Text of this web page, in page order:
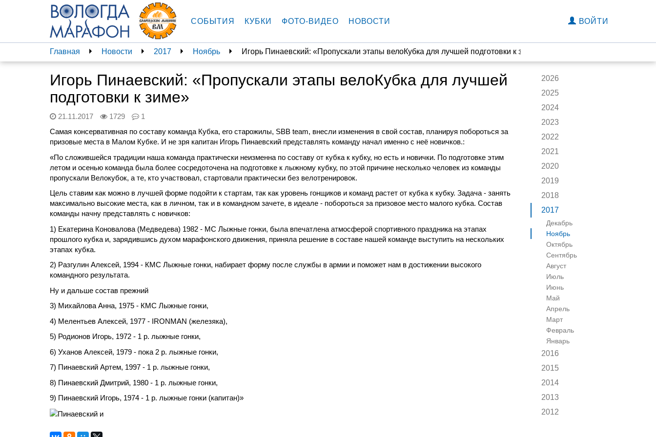
СОБЫТИЯ КУБКИ ФОТО-ВИДЕО НОВОСТИ ВОЙТИ
Главная Новости 2017 Ноябрь Игорь Пинаевский: «Пропускали этапы велоКубка для лучшей подготовки к зиме»
2026
2025
2024
2023
2022
2021
2020
2019
2018
2017
Декабрь
Ноябрь
Октябрь
Сентябрь
Август
Июль
Июнь
Май
Апрель
Март
Февраль
Январь
2016
2015
2014
2013
2012
Игорь Пинаевский: «Пропускали этапы велоКубка для лучшей
подготовки к зиме»
21.11.2017 1729
1
Самая консервативная по составу команда Кубка, его старожилы, SBB team, внесли изменения в свой состав, планируя побороться за
призовые места в Малом Кубке. И не зря капитан Игорь Пинаевский представлять команду начал именно с неё новичков.:
«По сложившейся традиции наша команда практически неизменна по составу от кубка к кубку, но есть и новички. По подготовке этим
летом и осенью команда была более сосредоточена на подготовке к лыжному кубку, по этой причине несколько человек из команды
пропускали Велокубок, а те, кто участвовал, стартовали практически без велотренировок.
Цель ставим как можно в лучшей форме подойти к стартам, так как уровень гонщиков и команд растет от кубка к кубку. Задача - занять
максимально высокие места, как в личном, так и в командном зачете, в идеале - побороться за призовое место малого кубка. Состав
команды начну представлять с новичков:
1) Екатерина Коновалова (Медведева) 1982 - МС Лыжные гонки, была впечатлена атмосферой спортивного праздника на этапах
прошлого кубка и, зарядившись духом марафонского движения, приняла решение в составе нашей команде выступить на нескольких
этапах кубка.
2) Разгулин Алексей, 1994 - КМС Лыжные гонки, набирает форму после службы в армии и поможет нам в достижении высокого
командного результата.
Ну и дальше состав прежний
3) Михайлова Анна, 1975 - КМС Лыжные гонки,
4) Мелентьев Алексей, 1977 - IRONMAN (железяка),
5) Родионов Игорь, 1972 - 1 р. лыжные гонки,
6) Уханов Алексей, 1979 - пока 2 р. лыжные гонки,
7) Пинаевский Артем, 1997 - 1 р. лыжные гонки,
8) Пинаевский Дмитрий, 1980 - 1 р. лыжные гонки,
9) Пинаевский Игорь, 1974 - 1 р. лыжные гонки (капитан)»